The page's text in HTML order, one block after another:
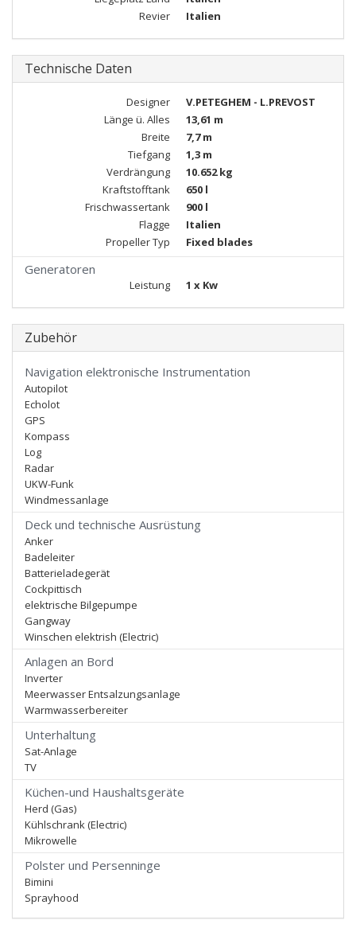
Revier
Italien
Technische Daten
Designer
V.PETEGHEM - L.PREVOST
Länge ü. Alles
13,61 m
Breite
7,7 m
Tiefgang
1,3 m
Verdrängung
10.652 kg
Kraftstofftank
650 l
Frischwassertank
900 l
Flagge
Italien
Propeller Typ
Fixed blades
Generatoren
Leistung 1 x Kw
Zubehör
Navigation elektronische Instrumentation
Autopilot
Echolot
GPS
Kompass
Log
Radar
UKW-Funk
Windmessanlage
Deck und technische Ausrüstung
Anker
Badeleiter
Batterieladegerät
Cockpittisch
elektrische Bilgepumpe
Gangway
Winschen elektrish (Electric)
Anlagen an Bord
Inverter
Meerwasser Entsalzungsanlage
Warmwasserbereiter
Unterhaltung
Sat-Anlage
TV
Küchen-und Haushaltsgeräte
Herd (Gas)
Kühlschrank (Electric)
Mikrowelle
Polster und Persenninge
Bimini
Sprayhood